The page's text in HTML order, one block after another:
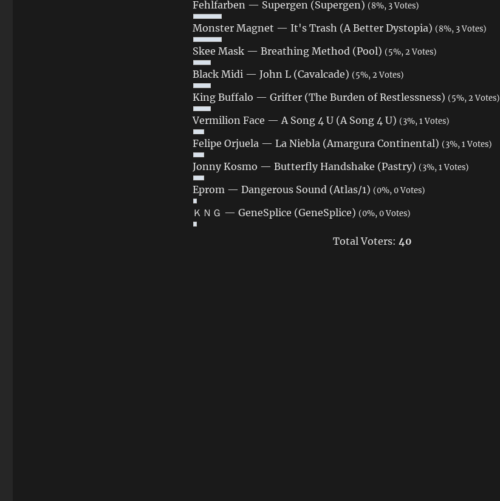
Fehlfarben — Supergen (Supergen) (8%, 3 Votes)
Monster Magnet — It's Trash (A Better Dystopia) (8%, 3 Votes)
Skee Mask — Breathing Method (Pool) (5%, 2 Votes)
Black Midi — John L (Cavalcade) (5%, 2 Votes)
King Buffalo — Grifter (The Burden of Restlessness) (5%, 2 Votes)
Vermilion Face — A Song 4 U (A Song 4 U) (3%, 1 Votes)
Felipe Orjuela — La Niebla (Amargura Continental) (3%, 1 Votes)
Jonny Kosmo — Butterfly Handshake (Pastry) (3%, 1 Votes)
Eprom — Dangerous Sound (Atlas/1) (0%, 0 Votes)
ＫＮＧ — GeneSplice (GeneSplice) (0%, 0 Votes)
Total Voters: 40